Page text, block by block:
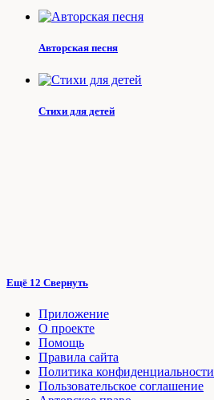
Авторская песня
Стихи для детей
Ещё 12 Свернуть
Приложение
О проекте
Помощь
Правила сайта
Политика конфиденциальности
Пользовательское соглашение